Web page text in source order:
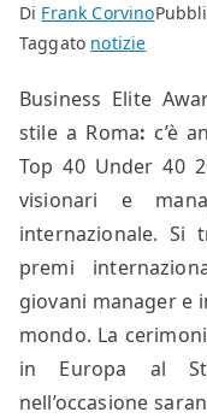
Di Frank Corvino
Taggato notizie
Business Elite
stile a Roma: c’è
Top 40 Under 40
visionari e
internazionale.
premi
giovani manager e
mondo. La
in Europa al
nell’occasione